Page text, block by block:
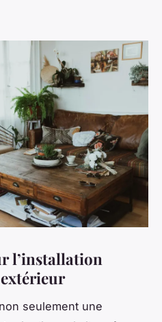
l’installation
seulement une